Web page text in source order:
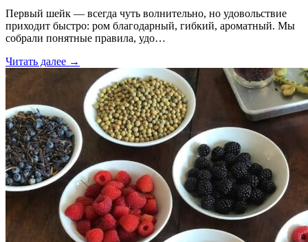
Первый шейк — всегда чуть волнительно, но удовольствие
приходит быстро: ром благодарный, гибкий, ароматный. Мы
собрали понятные правила, удо…
Читать далее →